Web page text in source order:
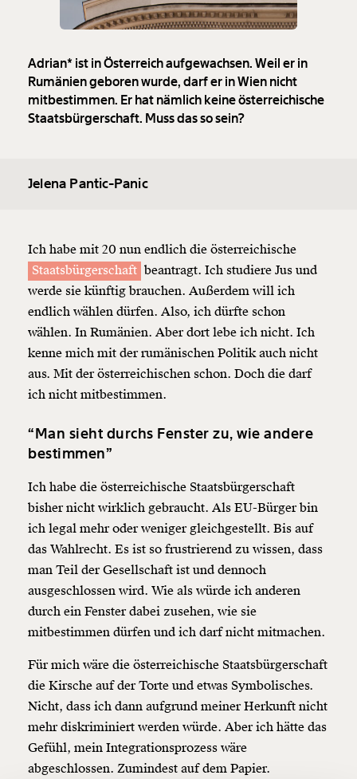
Veränderung
beginnt mit Dir!
und wir können gemeinsam
unsere Wirtschaft so gestalten, dass sie für alle
Netz. Unabhängig und werbefrei. Und das wird auch
so bleiben. Kämpf’ mit uns für den Fortschritt und
unterstütze uns mit Deinem Mitgliedsbeitrag.
Du überweist lieber direkt?
Hier unsere IBAN: AT34 4300 0498 0007 6017
Kontoinhaber: Momentum Institut - Verein für
Adrian* ist in Österreich aufgewachsen. Weil er in
Rumänien geboren wurde, darf er in Wien nicht
mitbestimmen. Er hat nämlich keine österreichische
Staatsbürgerschaft. Muss das so sein?
Jelena Pantic-Panic
Ich habe mit 20 nun endlich die österreichische
Staatsbürgerschaft beantragt. Ich studiere Jus und
werde sie künftig brauchen. Außerdem will ich
endlich wählen dürfen. Also, ich dürfte schon
wählen. In Rumänien. Aber dort lebe ich nicht. Ich
kenne mich mit der rumänischen Politik auch nicht
aus. Mit der österreichischen schon. Doch die darf
ich nicht mitbestimmen.
“Man sieht durchs Fenster zu, wie andere
bestimmen”
Ich habe die österreichische Staatsbürgerschaft
bisher nicht wirklich gebraucht. Als EU-Bürger bin
ich legal mehr oder weniger gleichgestellt. Bis auf
das Wahlrecht. Es ist so frustrierend zu wissen, dass
man Teil der Gesellschaft ist und dennoch
ausgeschlossen wird. Wie als würde ich anderen
durch ein Fenster dabei zusehen, wie sie
mitbestimmen dürfen und ich darf nicht mitmachen.
Für mich wäre die österreichische Staatsbürgerschaft
die Kirsche auf der Torte und etwas Symbolisches.
Nicht, dass ich dann aufgrund meiner Herkunft nicht
mehr diskriminiert werden würde. Aber ich hätte das
Gefühl, mein Integrationsprozess wäre
abgeschlossen. Zumindest auf dem Papier.